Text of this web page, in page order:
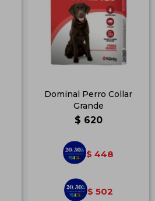
Dominal Perro Collar
Grande
$ 620
$ 448
$ 502